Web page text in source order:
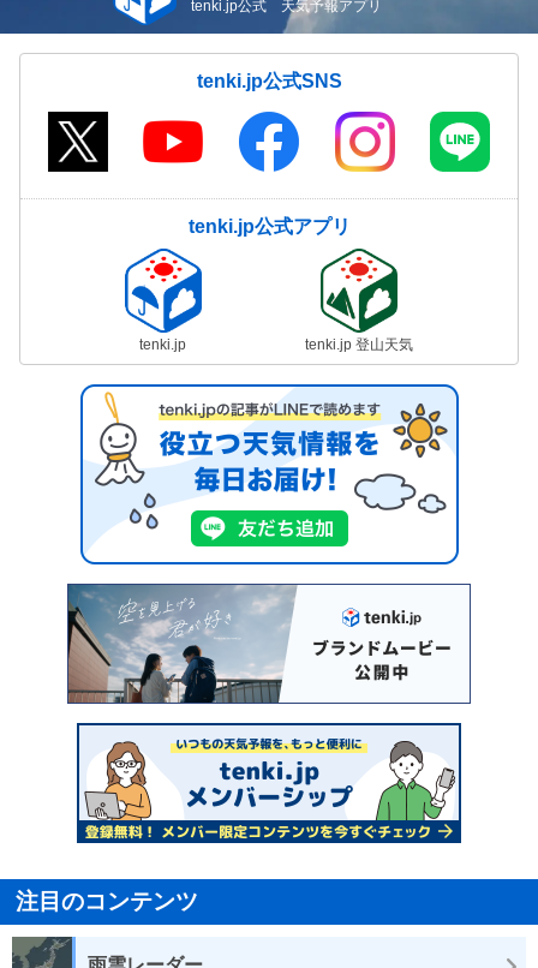
tenki.jp公式 天気予報アプリ
tenki.jp公式SNS
tenki.jp公式アプリ
tenki.jp tenki.jp 登山天気
注目のコンテンツ